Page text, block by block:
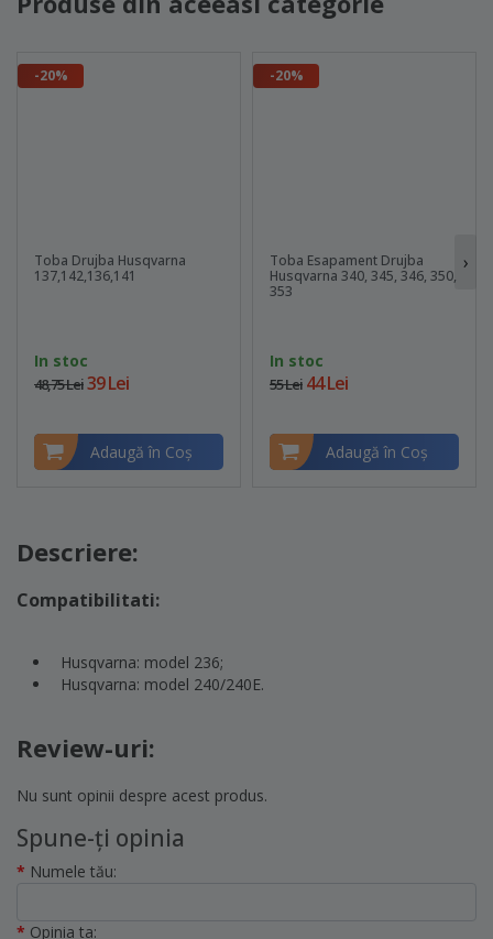
›
-20%
Toba Drujba Husqvarna
137,142,136,141
In stoc
48,75 Lei39 Lei
Adaugă în Coş
-20%
Toba Esapament Drujba
Husqvarna 340, 345, 346, 350,
353
In stoc
55 Lei 44 Lei
Adaugă în Coş
Descriere:
Compatibilitati:
Husqvarna: model 236;
Husqvarna: model 240/240E.
Review-uri:
Nu sunt opinii despre acest produs.
Spune-ţi opinia
Numele tău:
Opinia ta: